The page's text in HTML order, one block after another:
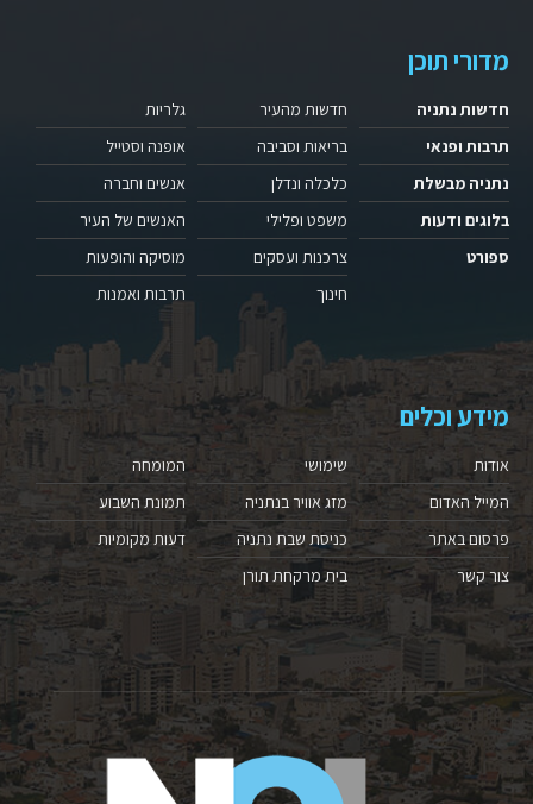
מדורי תוכן
חדשות נתניה
תרבות ופנאי
נתניה מבשלת
בלוגים ודעות
ספורט
חדשות מהעיר
בריאות וסביבה
כלכלה ונדלן
משפט ופלילי
צרכנות ועסקים
חינוך
גלריות
אופנה וסטייל
אנשים וחברה
האנשים של העיר
מוסיקה והופעות
תרבות ואמנות
מידע וכלים
אודות
המייל האדום
פרסום באתר
צור קשר
שימושי
מזג אוויר בנתניה
כניסת שבת נתניה
בית מרקחת תורן
המומחה
תמונת השבוע
דעות מקומיות